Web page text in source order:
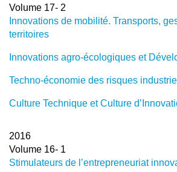
Volume 17- 2
Innovations de mobilité. Transports,
territoires
Innovations agro-écologiques et
Techno-économie des risques
Culture Technique et Culture
2016
Volume 16- 1
Stimulateurs de l’entrepreneuriat